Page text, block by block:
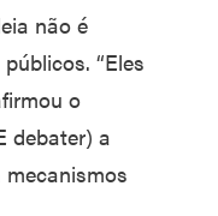
não é
“Eles
o
debater) a
mecanismos